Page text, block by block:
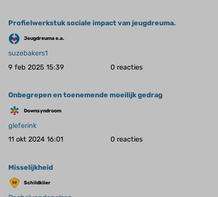
Jeugdreuma e.a.
Profielwerkstuk sociale impact van jeugdreuma.
suzebakers1
9 feb 2025 15:39
0
Downsyndroom
Onbegrepen en toenemende moeilijk gedrag
gleferink
11 okt 2024 16:01
0
Schildklier
Misselijkheid